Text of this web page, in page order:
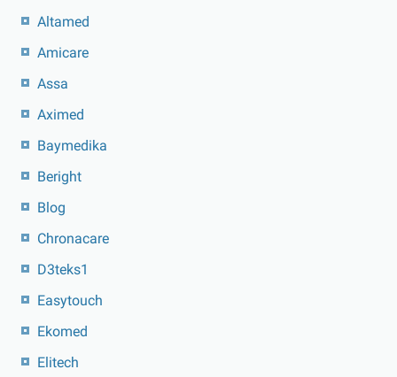
Altamed
Amicare
Assa
Aximed
Baymedika
Beright
Blog
Chronacare
D3teks1
Easytouch
Ekomed
Elitech